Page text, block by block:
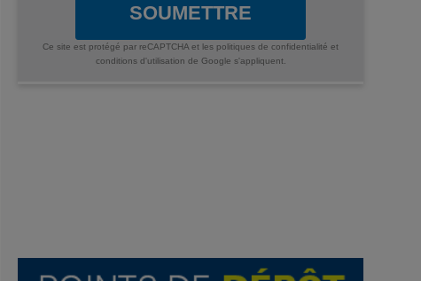
SOUMETTRE
Ce site est protégé par reCAPTCHA et les politiques de confidentialité et
conditions d'utilisation de Google s'appliquent.